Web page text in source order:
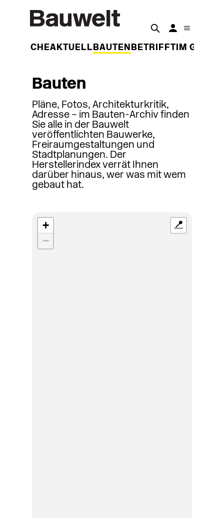
WOCHEAKTUELL BAUTEN BETRIFFT IM
Bauten
Pläne, Fotos, Architekturkritik,
Adresse – im Bauten-Archiv finden
Sie alle in der Bauwelt
veröffentlichten Bauwerke,
Freiraumgestaltungen und
Stadtplanungen. Der
Herstellerindex verrät Ihnen
darüber hinaus, wer was mit wem
gebaut hat.
+
−
📍